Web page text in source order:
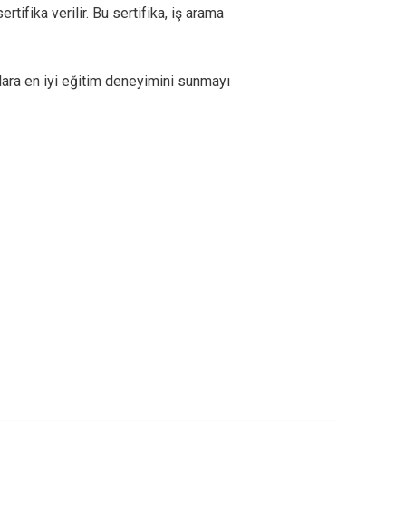
verilir. Bu sertifika, iş arama
en iyi eğitim deneyimini sunmayı